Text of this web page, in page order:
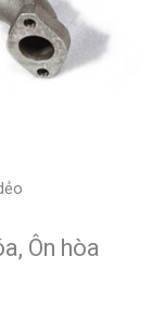
Ôn hòa